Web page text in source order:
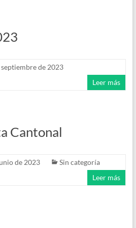
septiembre de 2023
Leer más
Cantonal
de 2023
Sin categoría
Leer más